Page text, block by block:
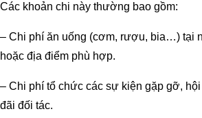
Các khoản chi này thường bao gồm:
– Chi phí ăn uống (cơm, rượu, bia…) tại
hoặc địa điểm phù hợp.
– Chi phí tổ chức các sự kiện gặp gỡ,
đãi đối tác.